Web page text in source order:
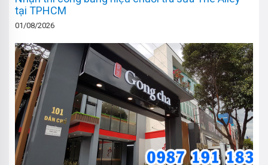
tại TPHCM
01/08/2026